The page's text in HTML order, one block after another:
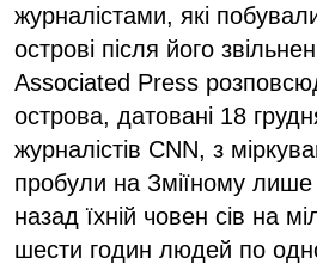
журналістами, які
острові після його
Associated Press
острова, датовані 18
журналістів CNN, з
пробули на Зміїному лише
назад їхній човен сів на
шести годин людей по